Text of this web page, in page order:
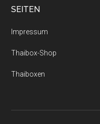
SEITEN
Impressum
Thaibox-Shop
Thaiboxen